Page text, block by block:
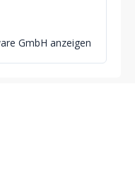
GmbH anzeigen